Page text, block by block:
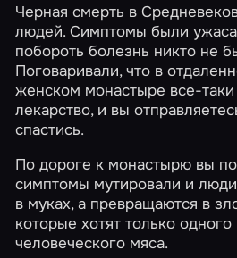
Черная смерть в
людей. Симптомы были
побороть болезнь никто не
Поговаривали, что в
женском монастыре все-таки
лекарство, и вы
спастись.
По дороге к монастырю вы
симптомы мутировали и
в муках, а превращаются в
которые хотят только
человеческого мяса.